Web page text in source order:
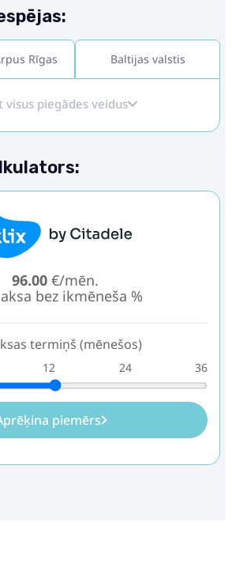
Rīgas Baltijas valstis
visus piegādes veidus
96.00 €/mēn.
bez ikmēneša %
termiņš (mēnešos)
12 24 36
piemērs